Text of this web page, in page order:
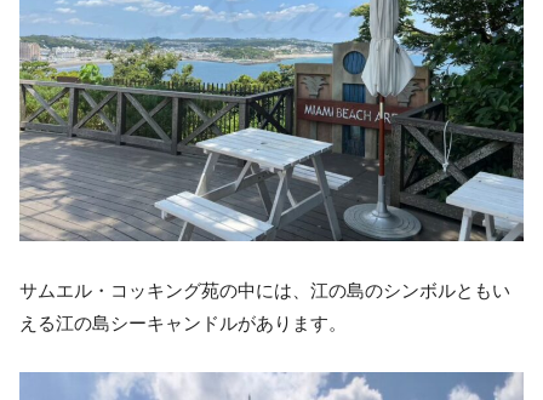
サムエル・コッキング苑の中には、江の島のシンボルともい
える江の島シーキャンドルがあります。